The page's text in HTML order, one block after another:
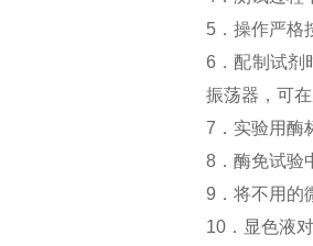
5．操作严格
6．配制试剂
振荡器，可
7．实验用酶
8．酶免试验
9．将不用的
10．显色液